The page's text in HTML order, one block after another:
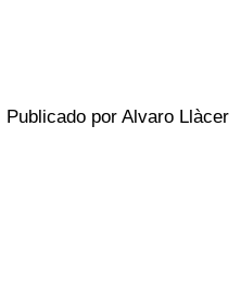
Publicado por Alvaro Llàcer